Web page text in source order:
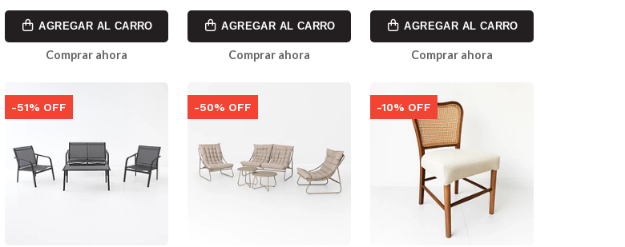
AGREGAR AL CARRO
Comprar ahora
AGREGAR AL CARRO
Comprar ahora
AGREGAR AL CARRO
Comprar ahora
-51% OFF -50% OFF -10% OFF